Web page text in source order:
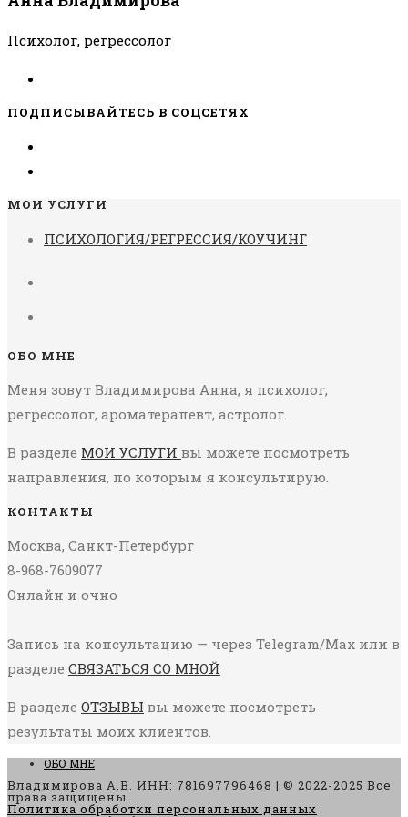
Психолог, регрессолог
ПОДПИСЫВАЙТЕСЬ В СОЦСЕТЯХ
МОИ УСЛУГИ
ПСИХОЛОГИЯ/РЕГРЕССИЯ/КОУЧИНГ
ОБО МНЕ
Меня зовут Владимирова Анна, я психолог,
регрессолог, ароматерапевт, астролог.
В разделе МОИ УСЛУГИ вы можете посмотреть
направления, по которым я консультирую.
КОНТАКТЫ
Москва, Санкт-Петербург
8-968-7609077
Онлайн и очно
Запись на консультацию — через Telegram/Max или в
разделе СВЯЗАТЬСЯ СО МНОЙ
В разделе ОТЗЫВЫ вы можете посмотреть
результаты моих клиентов.
ОБО МНЕ
Владимирова А.В. ИНН: 781697796468 | © 2022-2025 Все
права защищены.
Политика обработки персональных данных